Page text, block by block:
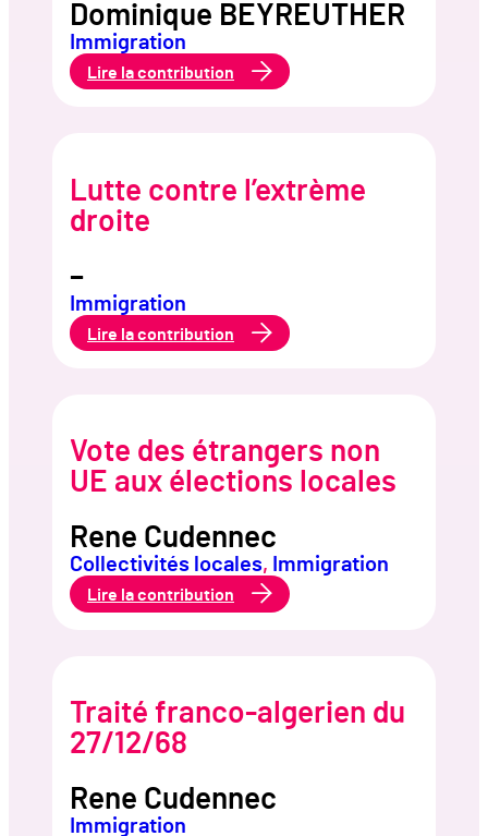
Dominique BEYREUTHER
Immigration
Lire la contribution
Demandeur
Lutte contre l’extrème
droite
–
Immigration
Lire la contribution
Lutte
Vote des étrangers non
UE aux élections locales
Rene Cudennec
Collectivités locales, Immigration
Lire la contribution
Vote
élections
locales
Traité franco-algerien du
27/12/68
Rene Cudennec
Immigration